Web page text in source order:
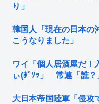
り」
韓国人「現在の日本の
こうなりました」
ワイ「個人居酒屋だ
ぃ(ﾎﾞｿｯ」 常連「誰
大日本帝国陸軍「侵攻